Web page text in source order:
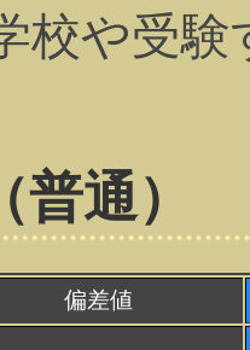
校や受
通）
偏差値